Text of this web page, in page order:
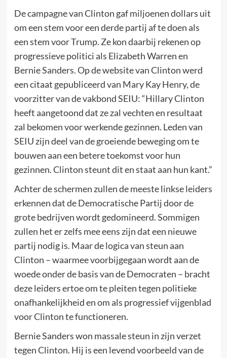
De campagne van Clinton gaf miljoenen dollars uit
om een stem voor een derde partij af te doen als
een stem voor Trump. Ze kon daarbij rekenen op
progressieve politici als Elizabeth Warren en
Bernie Sanders. Op de website van Clinton werd
een citaat gepubliceerd van Mary Kay Henry, de
voorzitter van de vakbond SEIU: “Hillary Clinton
heeft aangetoond dat ze zal vechten en resultaat
zal bekomen voor werkende gezinnen. Leden van
SEIU zijn deel van de groeiende beweging om te
bouwen aan een betere toekomst voor hun
gezinnen. Clinton steunt dit en staat aan hun kant.”
Achter de schermen zullen de meeste linkse leiders
erkennen dat de Democratische Partij door de
grote bedrijven wordt gedomineerd. Sommigen
zullen het er zelfs mee eens zijn dat een nieuwe
partij nodig is. Maar de logica van steun aan
Clinton – waarmee voorbijgegaan wordt aan de
woede onder de basis van de Democraten – bracht
deze leiders ertoe om te pleiten tegen politieke
onafhankelijkheid en om als progressief vijgenblad
voor Clinton te functioneren.
Bernie Sanders won massale steun in zijn verzet
tegen Clinton. Hij is een levend voorbeeld van de